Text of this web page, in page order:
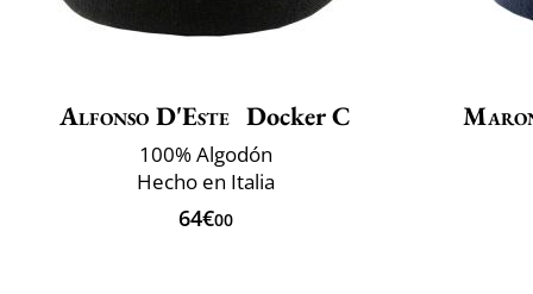
Alfonso D'Este Docker C
100% Algodón
Hecho en Italia
64€00